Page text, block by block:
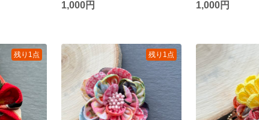
1,000円 1,000円
残り1点 残り1点